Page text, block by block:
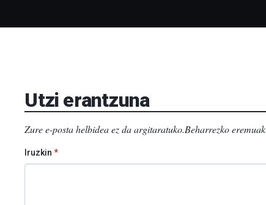
Utzi erantzuna
Zure e-posta helbidea ez da argitaratuko.Beharrezko eremuak
Iruzkin*